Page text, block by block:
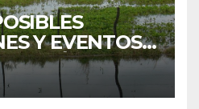
Y EVENTOS
SER UN